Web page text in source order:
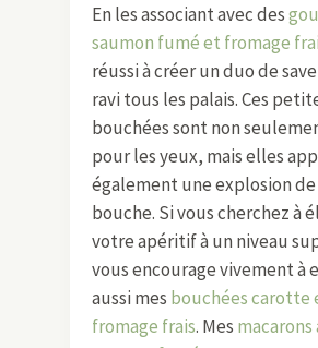
En les associant avec des
saumon fumé et fromage
réussi à créer un duo de
ravi tous les palais. Ces
bouchées sont non
pour les yeux, mais elles
également une explosion
bouche. Si vous cherchez à
votre apéritif à un niveau
vous encourage vivement à
aussi mes bouchées carotte
fromage frais. Mes macarons